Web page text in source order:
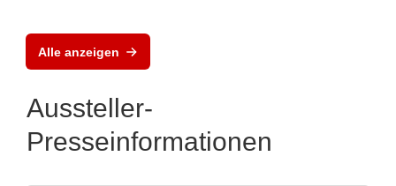
Alle anzeigen
Aussteller-
Presseinformationen